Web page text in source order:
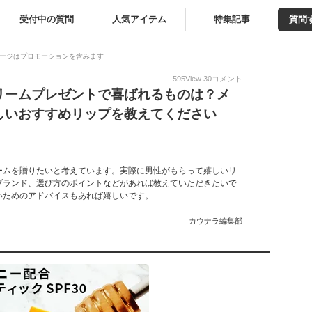
受付中の質問 人気アイテム 特集記事 質問
ジはプロモーションを含みます
595View 30コメント
ムプレゼントで喜ばれるものは？メ
おすすめリップを教えてください
を贈りたいと考えています。実際に男性がもらって嬉しいリ
ンド、選び方のポイントなどがあれば教えていただきたいで
めのアドバイスもあれば嬉しいです。
カウナラ編集部